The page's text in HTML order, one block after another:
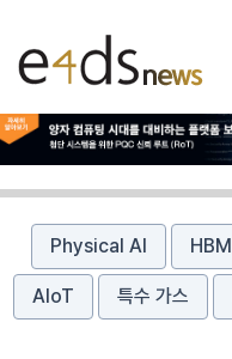
Physical AI HBM
AIoT 특수 가스